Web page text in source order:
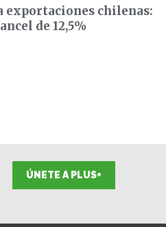
exportaciones chilenas:
de 12,5%
ÚNETE A PLUS+